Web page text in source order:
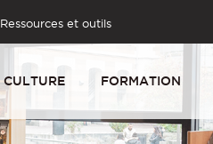
Ressources et outils
CULTURE FORMATION